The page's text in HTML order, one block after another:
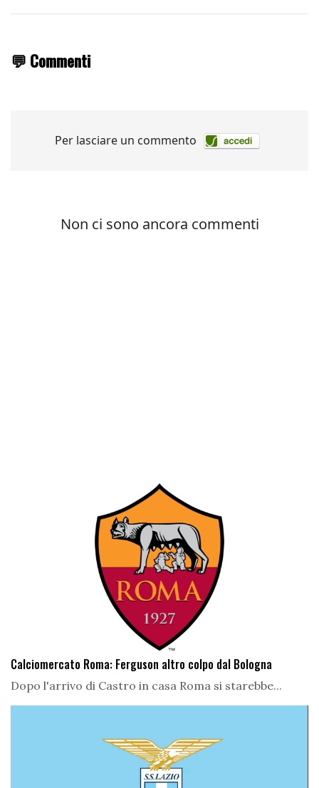
💬 Commenti
Calciomercato Roma: Ferguson altro colpo dal Bologna
Dopo l'arrivo di Castro in casa Roma si starebbe...